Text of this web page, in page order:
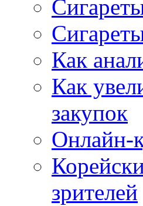
Как
Как
закупок
Онлайн-
зрителей